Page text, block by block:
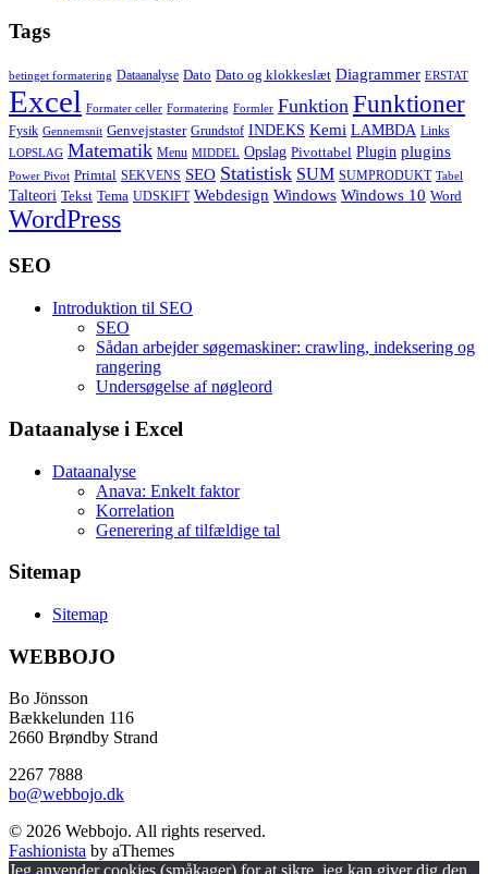
Tags
betinget formatering Dataanalyse Dato Dato og klokkeslæt Diagrammer ERSTAT
Excel Formater celler Formatering Formler Funktion Funktioner
Fysik Gennemsnit Genvejstaster Grundstof INDEKS Kemi LAMBDA Links
LOPSLAG Matematik Menu MIDDEL Opslag Pivottabel Plugin plugins
Power Pivot Primtal SEKVENS SEO Statistisk SUM SUMPRODUKT Tabel
Talteori Tekst Tema UDSKIFT Webdesign Windows Windows 10 Word
WordPress
SEO
Introduktion til SEO
SEO
Sådan arbejder søgemaskiner: crawling, indeksering og
rangering
Undersøgelse af nøgleord
Dataanalyse i Excel
Dataanalyse
Anava: Enkelt faktor
Korrelation
Generering af tilfældige tal
Sitemap
Sitemap
WEBBOJO
Bo Jönsson
Bækkelunden 116
2660 Brøndby Strand
2267 7888
bo@webbojo.dk
© 2026 Webbojo. All rights reserved.
Fashionista by aThemes